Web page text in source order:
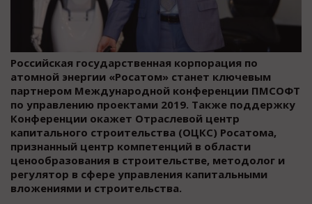
Российская государственная корпорация по
атомной энергии «Росатом» станет ключевым
партнером Международной конференции ПМСОФТ
по управлению проектами 2019. Также поддержку
Конференции окажет Отраслевой центр
капитального строительства (ОЦКС) Росатома,
признанный центр компетенций в области
ценообразования в строительстве, методолог и
регулятор в сфере управления капитальными
вложениями и строительства.